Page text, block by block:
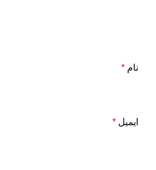
نام *
ایمیل *